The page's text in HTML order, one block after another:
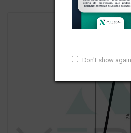
Don't show again